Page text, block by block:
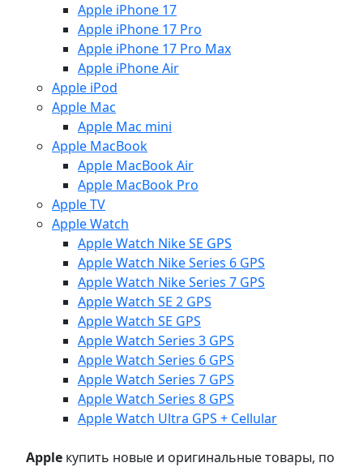
Apple iPhone 17
Apple iPhone 17 Pro
Apple iPhone 17 Pro Max
Apple iPhone Air
Apple iPod
Apple Mac
Apple Mac mini
Apple MacBook
Apple MacBook Air
Apple MacBook Pro
Apple TV
Apple Watch
Apple Watch Nike SE GPS
Apple Watch Nike Series 6 GPS
Apple Watch Nike Series 7 GPS
Apple Watch SE 2 GPS
Apple Watch SE GPS
Apple Watch Series 3 GPS
Apple Watch Series 6 GPS
Apple Watch Series 7 GPS
Apple Watch Series 8 GPS
Apple Watch Ultra GPS + Cellular
Apple купить новые и оригинальные товары, по